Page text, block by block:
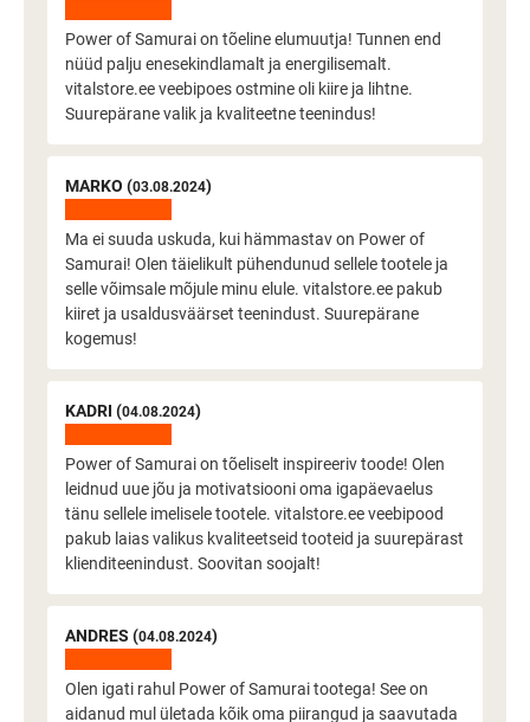
Power of Samurai on tõeline elumuutja! Tunnen end
nüüd palju enesekindlamalt ja energilisemalt.
vitalstore.ee veebipoes ostmine oli kiire ja lihtne.
Suurepärane valik ja kvaliteetne teenindus!
MARKO (03.08.2024)
Ma ei suuda uskuda, kui hämmastav on Power of
Samurai! Olen täielikult pühendunud sellele tootele ja
selle võimsale mõjule minu elule. vitalstore.ee pakub
kiiret ja usaldusväärset teenindust. Suurepärane
kogemus!
KADRI (04.08.2024)
Power of Samurai on tõeliselt inspireeriv toode! Olen
leidnud uue jõu ja motivatsiooni oma igapäevaelus
tänu sellele imelisele tootele. vitalstore.ee veebipood
pakub laias valikus kvaliteetseid tooteid ja suurepärast
klienditeenindust. Soovitan soojalt!
ANDRES (04.08.2024)
Olen igati rahul Power of Samurai tootega! See on
aidanud mul ületada kõik oma piirangud ja saavutada